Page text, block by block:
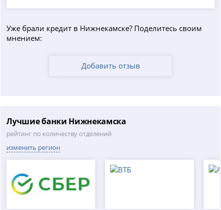
Уже брали кредит в Нижнекамске? Поделитесь своим
мнением:
Добавить отзыв
Лучшие банки Нижнекамска
рейтинг по количеству отделений
изменить регион